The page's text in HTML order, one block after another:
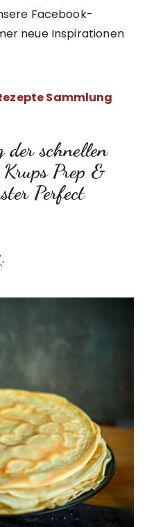
Facebook-
neue Inspirationen
Sammlung
der schnellen
Prep &
Perfect